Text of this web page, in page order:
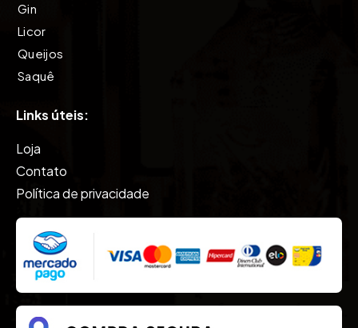
Gin
Licor
Queijos
Saquê
Vinho
Vodkas
Whisky
Links úteis:
Loja
Contato
Política de privacidade